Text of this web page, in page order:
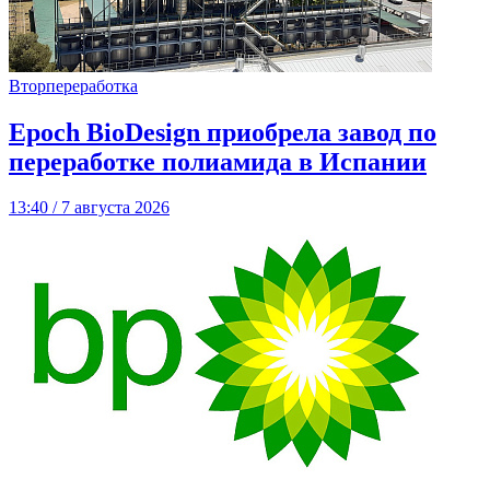
Вторпереработка
Epoch BioDesign приобрела завод по
переработке полиамида в Испании
13:40 / 7 августа 2026